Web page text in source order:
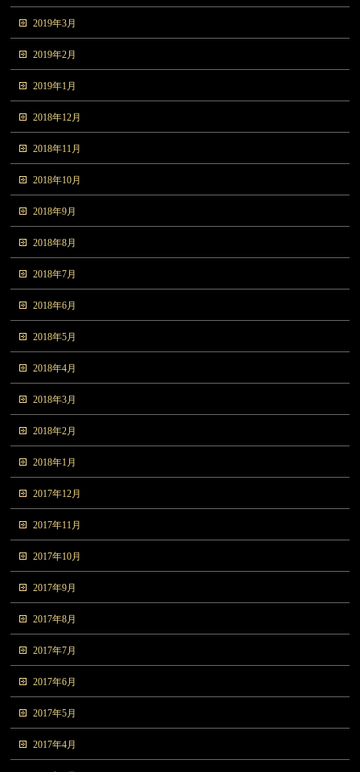
2019年3月
2019年2月
2019年1月
2018年12月
2018年11月
2018年10月
2018年9月
2018年8月
2018年7月
2018年6月
2018年5月
2018年4月
2018年3月
2018年2月
2018年1月
2017年12月
2017年11月
2017年10月
2017年9月
2017年8月
2017年7月
2017年6月
2017年5月
2017年4月